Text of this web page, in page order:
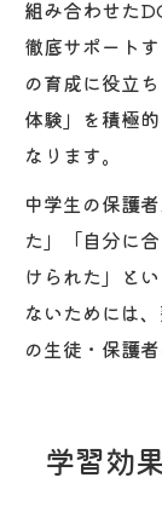
組み合わせた
徹底サポート
の育成に役立
体験」を積極
なります。
中学生の保護
た」「自分に
けられた」と
ないためには
の生徒・保護
学習効